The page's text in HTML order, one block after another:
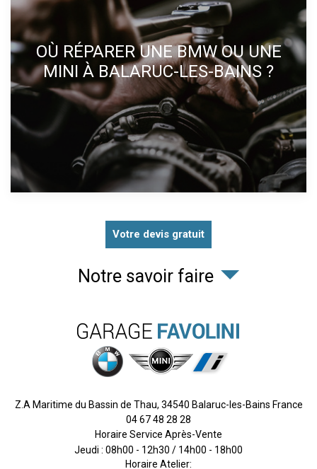
OÙ RÉPARER UNE BMW OU UNE
MINI À BALARUC-LES-BAINS ?
Votre devis gratuit
Notre savoir faire
Z.A Maritime du Bassin de Thau, 34540 Balaruc-les-Bains France
04 67 48 28 28
Horaire Service Après-Vente
Jeudi : 08h00 - 12h30 / 14h00 - 18h00
Horaire Atelier: